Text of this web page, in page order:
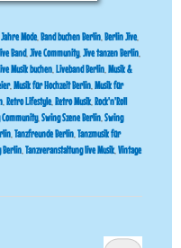
Mode,Band buchen Berlin,Berlin Jive,
Band,Jive Community,Jive tanzen Berlin,
Musik buchen, Liveband Berlin,Musik &
,Musik für Hochzeit Berlin,Musik für
,Retro Lifestyle,Retro Musik,Rock'n'Roll
,Swing Szene Berlin,Swing
,Tanzfreunde Berlin,Tanzmusik für
Berlin,Tanzveranstaltung live Musik,Vintage